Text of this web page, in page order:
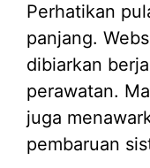
Perhatikan
panjang.
dibiarkan
perawatan.
juga
pembaruan